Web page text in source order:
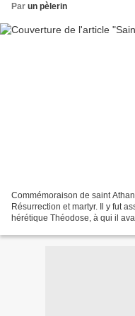
Par un pèlerin
Commémoraison de saint
Résurrection et martyr. Il y fut
hérétique Théodose, à qui il